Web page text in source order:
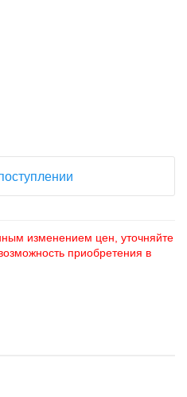
изменением цен, уточняйте
приобретения в